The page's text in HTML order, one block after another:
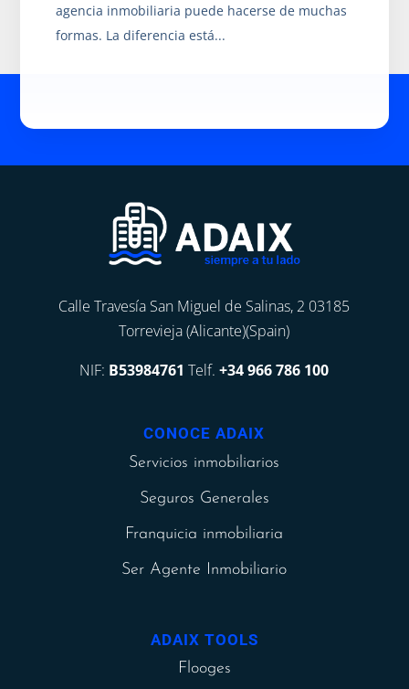
agencia inmobiliaria puede hacerse de muchas
formas. La diferencia está...
Calle Travesía San Miguel de Salinas, 2 03185
Torrevieja (Alicante)(Spain)
NIF: B53984761 Telf.+34 966 786 100
CONOCE ADAIX
Servicios inmobiliarios
Seguros Generales
Franquicia inmobiliaria
Ser Agente Inmobiliario
ADAIX TOOLS
Flooges